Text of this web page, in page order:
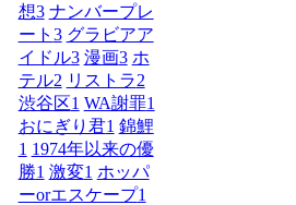
想3 ナンバープレ
ート 3 グラビアア
イドル3 漫画3 ホ
テル2 リストラ2
渋谷区1 WA謝罪1
おにぎり君1 錦鯉
1 1974年以来の優
勝1 激変1 ホッパ
ーorエスケープ1